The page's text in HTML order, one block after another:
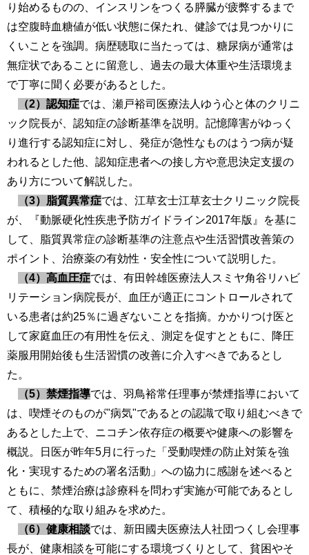
り始めるものの、インスリンをつくる膵臓が疲弊するまで
は空腹時血糖値が低い状態に保たれ、健診では見つかりに
くいことを強調。病歴聴取に当たっては、糖尿病が通常は
無症状であることに留意し、過去の最大体重や生活環境ま
で丁寧に聞く必要があるとした。
（2）認知症では、瀬戸裕司医療法人ゆう心と体のクリニ
ック院長が、認知症の診断基準を説明。記憶障害がゆっく
り進行する認知症に対し、発症が急性なものはうつ病が疑
われるとした他、認知症患者への接し方や意思決定支援の
あり方について解説した。
（3）脂質異常症では、江草玄士江草玄士クリニック院長
が、『動脈硬化性疾患予防ガイドライン2017年版』を基に
して、脂質異常症の診断基準の注意点や生活習慣改善策の
ポイント、治療薬の有効性・安全性について説明した。
（4）高血圧症では、有田幹雄医療法人スミヤ角谷リハビ
リテーション病院長が、血圧が適正にコントロールされて
いる患者は約25％に過ぎないことを指摘。かかりつけ医と
して家庭血圧の有用性を伝え、測定を促すとともに、降圧
薬服用開始後も生活習慣の改善に介入すべきであるとし
た。
（5）禁煙指導では、羽鳥裕常任理事が禁煙指導において
は、喫煙そのものが"病気"であるとの認識で取り組むべきで
あるとした上で、ニコチン依存症の概要や健康への影響を
概説。日医が昨年5月に行った「受動喫煙の防止対策を強
化・実現するための署名活動」への協力に感謝を述べると
ともに、禁煙治療は診療科を問わず実施が可能であるとし
て、積極的な取り組みを求めた。
（6）健康相談では、新田國夫医療法人社団つくし会理事
長が、健康相談を可能にする環境づくりとして、貧困やそ